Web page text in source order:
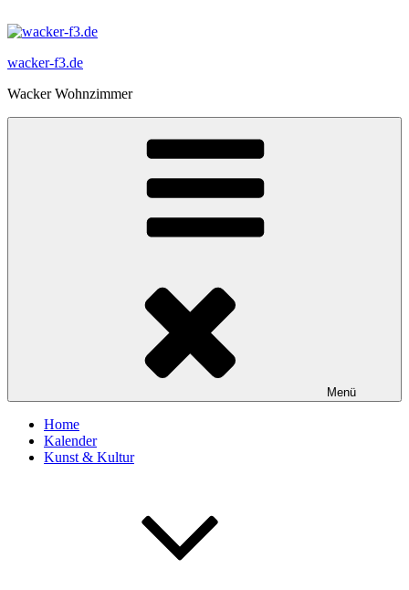
Inhalt
wacker-f3.de
Wacker Wohnzimmer
Menü
Home
Kalender
Kunst & Kultur